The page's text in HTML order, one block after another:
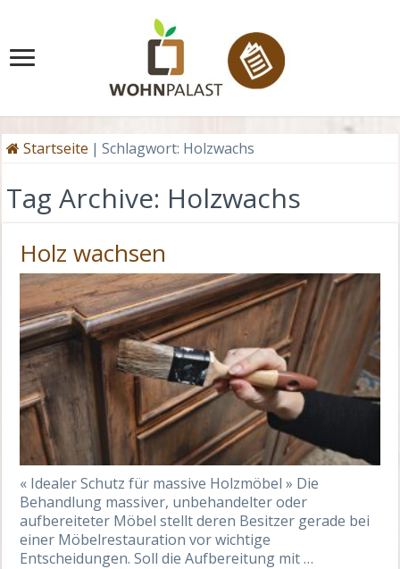
Startseite | Schlagwort: Holzwachs
Tag Archive: Holzwachs
Holz wachsen
« Idealer Schutz für massive Holzmöbel » Die
Behandlung massiver, unbehandelter oder
aufbereiteter Möbel stellt deren Besitzer gerade bei
einer Möbelrestauration vor wichtige
Entscheidungen. Soll die Aufbereitung mit …